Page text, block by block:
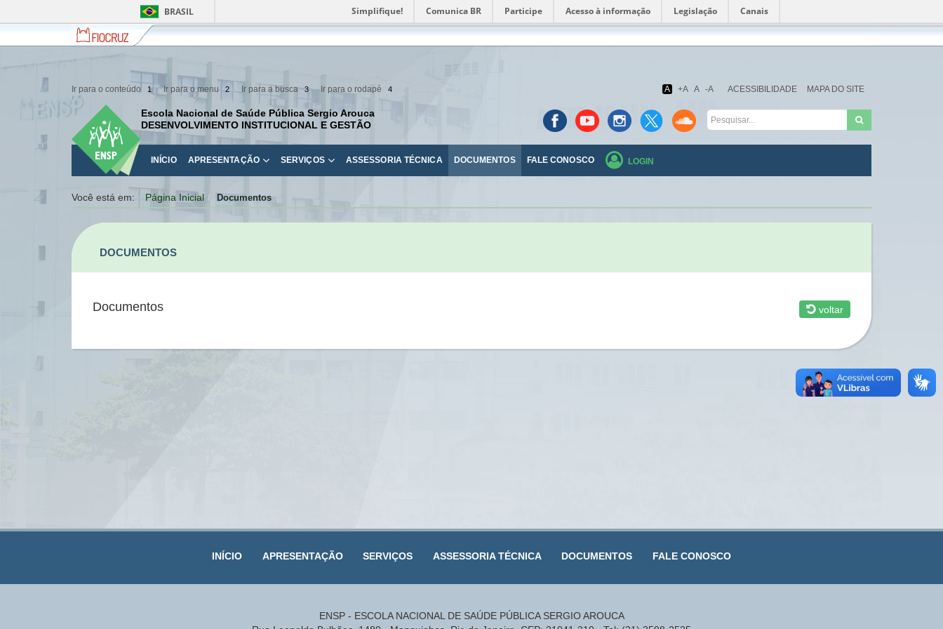
BRASIL Simplifique! Comunica BR Participe Acesso à informação Legislação Canais
Fiocruz
Fale
com
Fiocruz
Fundação
Oswaldo
Ir para o conteúdo 1 Ir para o menu 2 Ir para a busca 3 Ir para o rodapé 4 A +A A -A ACESSIBILIDADE MAPA DO SITE
Escola Nacional de Saúde Pública Sergio Arouca
DESENVOLVIMENTO INSTITUCIONAL E GESTÃO
INÍCIO APRESENTAÇÃO SERVIÇOS ASSESSORIA TÉCNICA DOCUMENTOS FALE CONOSCO LOGIN
Você está em: Página Inicial Documentos
DOCUMENTOS
voltar
Documentos
INÍCIO APRESENTAÇÃO SERVIÇOS ASSESSORIA TÉCNICA DOCUMENTOS FALE CONOSCO
ENSP - ESCOLA NACIONAL DE SAÚDE PÚBLICA SERGIO AROUCA